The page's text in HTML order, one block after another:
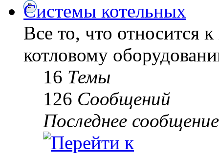
Системы котельных
Все то, что относится
котловому
16 Темы
126 Сообщений
Последнее сообщение